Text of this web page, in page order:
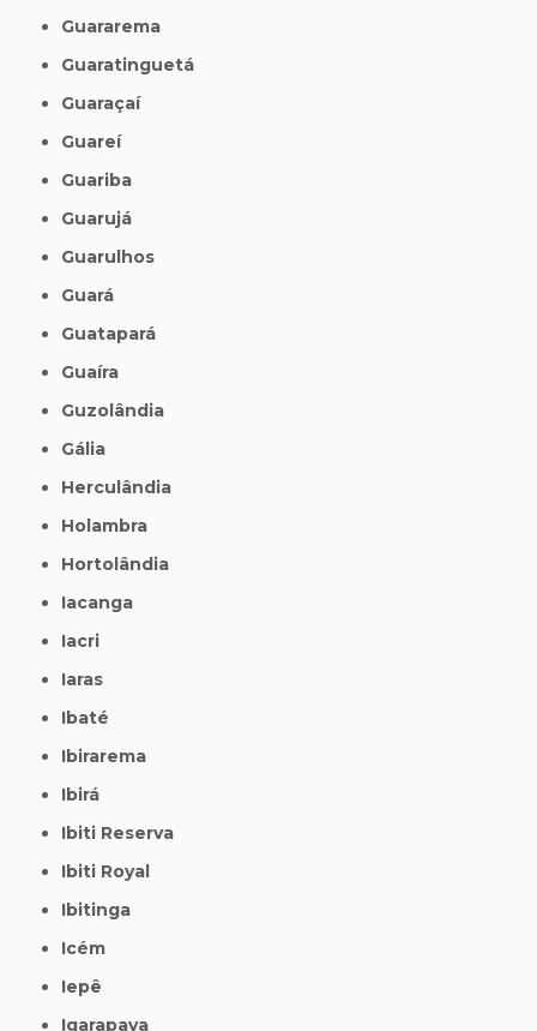
Guararema
Guaratinguetá
Guaraçaí
Guareí
Guariba
Guarujá
Guarulhos
Guará
Guatapará
Guaíra
Guzolândia
Gália
Herculândia
Holambra
Hortolândia
Iacanga
Iacri
Iaras
Ibaté
Ibirarema
Ibirá
Ibiti Reserva
Ibiti Royal
Ibitinga
Icém
Iepê
Igarapava